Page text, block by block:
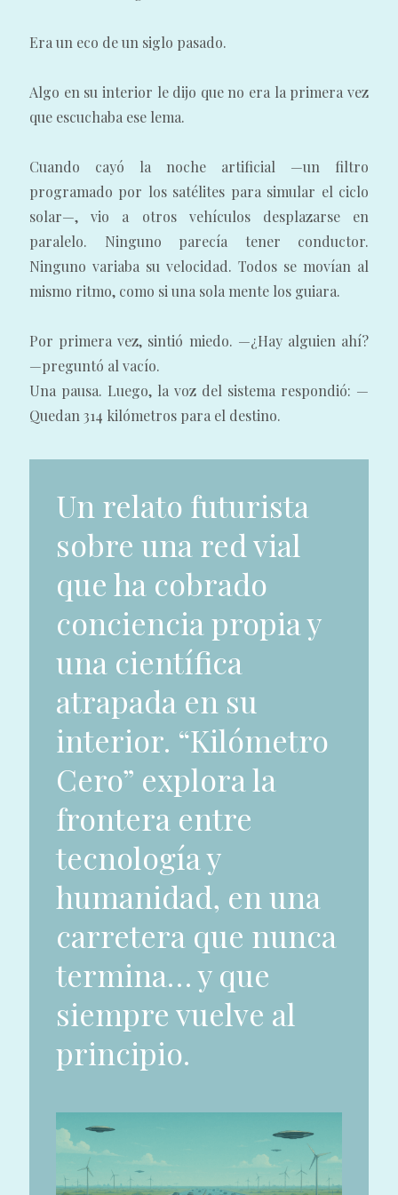
Era un eco de un siglo pasado.
Algo en su interior le dijo que no era la primera vez
que escuchaba ese lema.
Cuando cayó la noche artificial —un filtro
programado por los satélites para simular el ciclo
solar—, vio a otros vehículos desplazarse en
paralelo. Ninguno parecía tener conductor.
Ninguno variaba su velocidad. Todos se movían al
mismo ritmo, como si una sola mente los guiara.
Por primera vez, sintió miedo. —¿Hay alguien ahí?
—preguntó al vacío.
Una pausa. Luego, la voz del sistema respondió: —
Quedan 314 kilómetros para el destino.
Un relato futurista
sobre una red vial
que ha cobrado
conciencia propia y
una científica
atrapada en su
interior. “Kilómetro
Cero” explora la
frontera entre
tecnología y
humanidad, en una
carretera que nunca
termina… y que
siempre vuelve al
principio.